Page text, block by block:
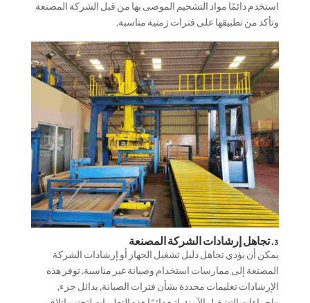
استخدم دائمًا مواد التشحيم الموصى بها من قبل الشركة المصنعة
وتأكد من تطبيقها على فترات زمنية مناسبة.
3. تجاهل إرشادات الشركة المصنعة
يمكن أن يؤدي تجاهل دليل تشغيل الجهاز أو إرشادات الشركة
المصنعة إلى ممارسات استخدام وصيانة غير مناسبة. توفر هذه
الإرشادات تعليمات محددة بشأن فترات الصيانة, بدائل جزء,